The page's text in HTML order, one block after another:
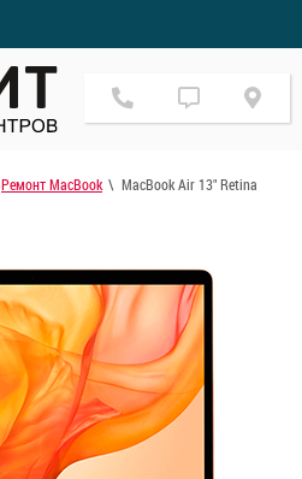
Ремонт MacBook MacBook Air 13" Retina